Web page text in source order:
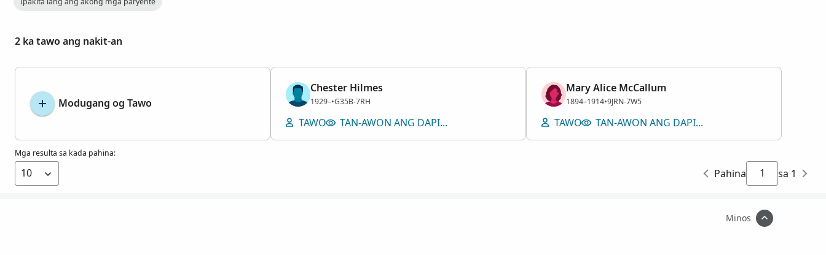
2 ka tawo ang nakit-an
Modugang og Tawo
Chester Hilmes
Lalaki
1929–•G35B-7RH
TAWO TAN-AWON ANG DAPIT NGA GILUBNGAN
Mary Alice McCallum
Babaye
1894–1914•9JRN-7W5
TAWO TAN-AWON ANG DAPIT NGA GILUBNGAN
Mga resulta sa kada pahina:
Pahina sa 1
Minos